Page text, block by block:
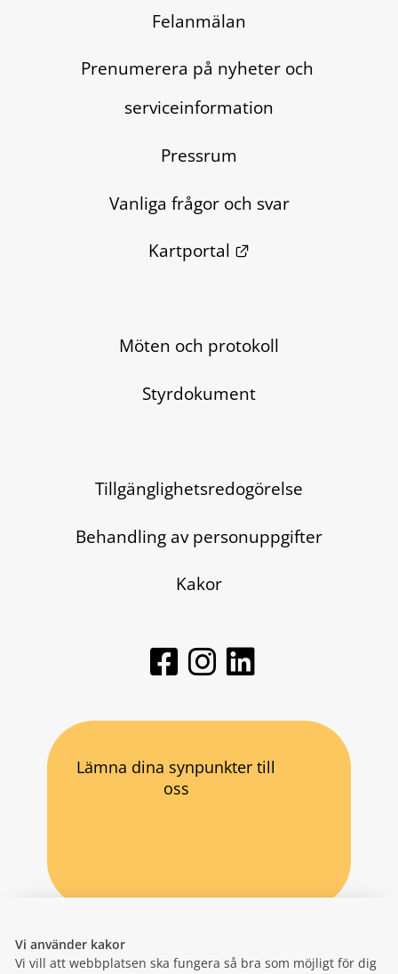
Vi använder kakor
Vi vill att webbplatsen ska fungera så bra som möjligt för dig
Felanmälan
Prenumerera på nyheter och
serviceinformation
Pressrum
Vanliga frågor och svar
Kartportal
Länk till annan
Möten och protokoll
Styrdokument
Tillgänglighetsredogörelse
Behandling av personuppgifter
Kakor
Lämna dina synpunkter till
oss